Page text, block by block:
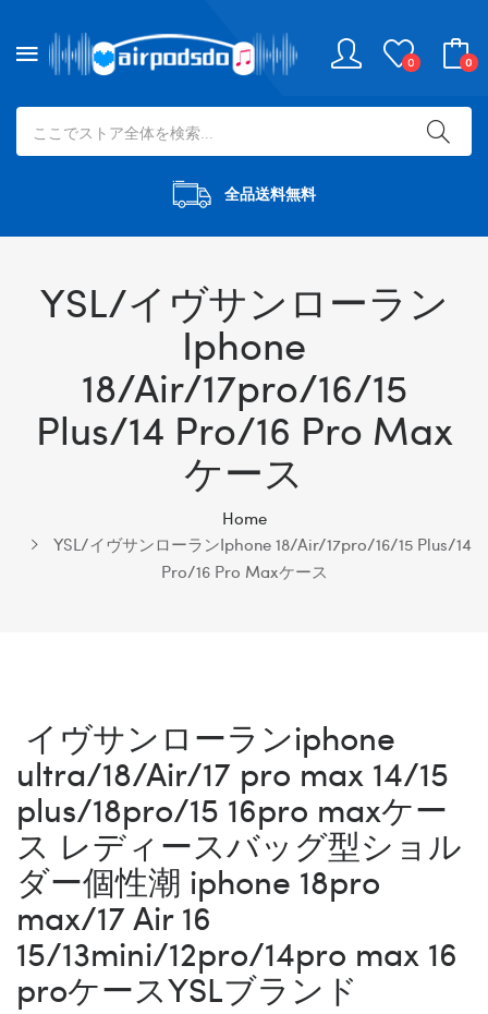
0 0
全品送料無料
YSL/イヴサンローラン
Iphone
18/Air/17pro/16/15
Plus/14 Pro/16 Pro Max
ケース
Home
YSL/イヴサンローランIphone 18/Air/17pro/16/15 Plus/14
Pro/16 Pro Maxケース
イヴサンローランiphone
ultra/18/Air/17 pro max 14/15
plus/18pro/15 16pro maxケー
ス レディースバッグ型ショル
ダー個性潮 iphone 18pro
max/17 Air 16
15/13mini/12pro/14pro max 16
proケースYSLブランド